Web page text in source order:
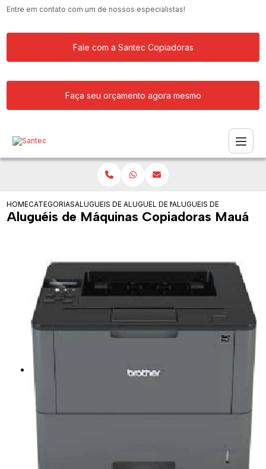
Entre em contato com um de nossos especialistas!
Fale com a Santec Copiadoras
Faça seu orçamento agora mesmo
HOMECATEGORIASALUGUEIS DE COPIADORASALUGUEL DE MAQUINA COPIADORA
ALUGUEIS DE MAQUINAS
Aluguéis de Máquinas Copiadoras Mauá